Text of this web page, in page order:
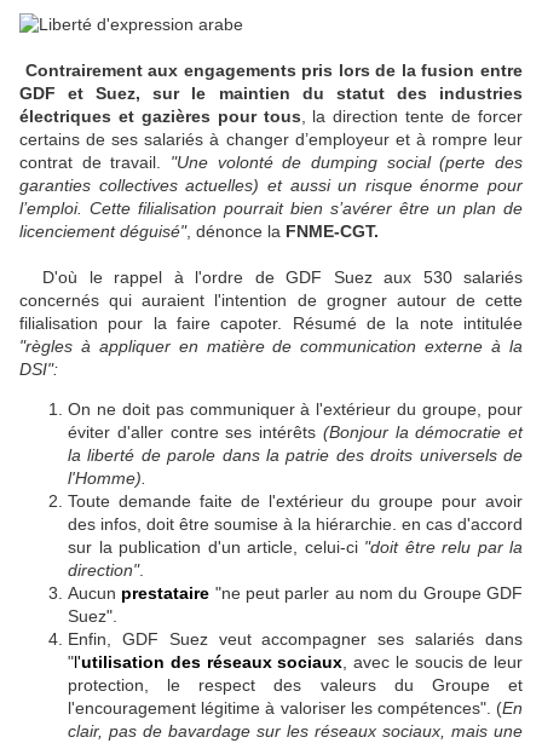
Contrairement aux engagements pris lors de la fusion entre
GDF et Suez, sur le maintien du statut des industries
électriques et gazières pour tous , la direction tente de forcer
certains de ses salariés à changer d’employeur et à rompre leur
contrat de travail. "Une volonté de dumping social (perte des
garanties collectives actuelles) et aussi un risque énorme pour
l’emploi. Cette filialisation pourrait bien s’avérer être un plan de
licenciement déguisé", dénonce la FNME-CGT.
D'où le rappel à l'ordre de GDF Suez aux 530 salariés
concernés qui auraient l'intention de grogner autour de cette
filialisation pour la faire capoter. Résumé de la note intitulée
"règles à appliquer en matière de communication externe à la
DSI":
On ne doit pas communiquer à l'extérieur du groupe, pour
éviter d'aller contre ses intérêts (Bonjour la démocratie et
la liberté de parole dans la patrie des droits universels de
l'Homme).
Toute demande faite de l'extérieur du groupe pour avoir
des infos, doit être soumise à la hiérarchie. en cas d'accord
sur la publication d'un article, celui-ci "doit être relu par la
direction".
Aucun prestataire "ne peut parler au nom du Groupe GDF
Suez".
Enfin, GDF Suez veut accompagner ses salariés dans
"l'utilisation des réseaux sociaux , avec le soucis de leur
protection, le respect des valeurs du Groupe et
l'encouragement légitime à valoriser les compétences". (En
clair, pas de bavardage sur les réseaux sociaux, mais une